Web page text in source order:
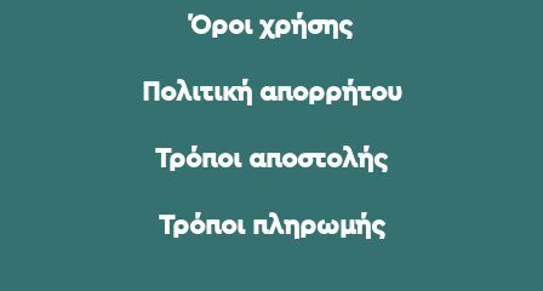
Όροι χρήσης
Πολιτική απορρήτου
Τρόποι αποστολής
Τρόποι πληρωμής